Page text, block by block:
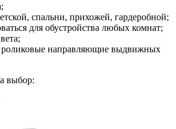
спальни, прихожей, гардеробной;
для обустройства любых комнат;
роликовые направляющие выдвижных
выбор: